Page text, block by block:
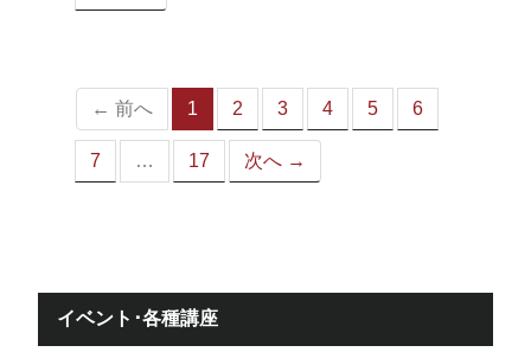
← 前へ 1
（こ
の
2 3 4 5 6
7 … 17 次へ →
イベント･各種講座